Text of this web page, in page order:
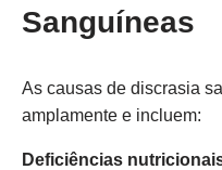
Sanguíneas
As causas de discrasia
amplamente e incluem:
Deficiências